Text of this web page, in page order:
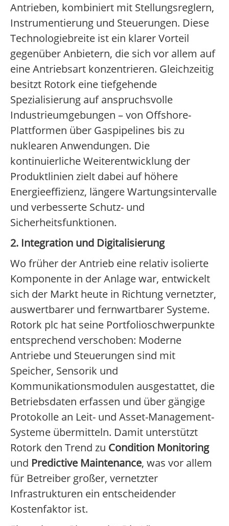
Antrieben, kombiniert mit Stellungsreglern,
Instrumentierung und Steuerungen. Diese
Technologiebreite ist ein klarer Vorteil
gegenüber Anbietern, die sich vor allem auf
eine Antriebsart konzentrieren. Gleichzeitig
besitzt Rotork eine tiefgehende
Spezialisierung auf anspruchsvolle
Industrieumgebungen – von Offshore-
Plattformen über Gaspipelines bis zu
nuklearen Anwendungen. Die
kontinuierliche Weiterentwicklung der
Produktlinien zielt dabei auf höhere
Energieeffizienz, längere Wartungsintervalle
und verbesserte Schutz- und
Sicherheitsfunktionen.
2. Integration und Digitalisierung
Wo früher der Antrieb eine relativ isolierte
Komponente in der Anlage war, entwickelt
sich der Markt heute in Richtung vernetzter,
auswertbarer und fernwartbarer Systeme.
Rotork plc hat seine Portfolioschwerpunkte
entsprechend verschoben: Moderne
Antriebe und Steuerungen sind mit
Speicher, Sensorik und
Kommunikationsmodulen ausgestattet, die
Betriebsdaten erfassen und über gängige
Protokolle an Leit- und Asset-Management-
Systeme übermitteln. Damit unterstützt
Rotork den Trend zu Condition Monitoring
und Predictive Maintenance, was vor allem
für Betreiber großer, vernetzter
Infrastrukturen ein entscheidender
Kostenfaktor ist.